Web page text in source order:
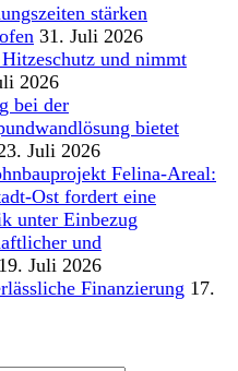
stärken
31. Juli 2026
und nimmt
2026
bei der
bietet
Juli 2026
Felina-Areal:
Ost fordert eine
unter Einbezug
und
19. Juli 2026
Finanzierung 17.